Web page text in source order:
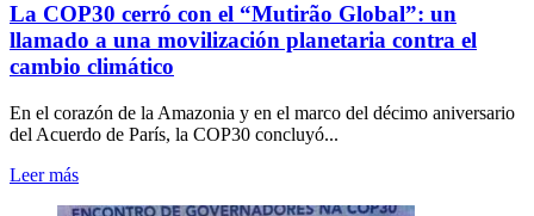
La COP30 cerró con el “Mutirão Global”: un
llamado a una movilización planetaria contra el
cambio climático
En el corazón de la Amazonia y en el marco del décimo aniversario
del Acuerdo de París, la COP30 concluyó...
Leer más